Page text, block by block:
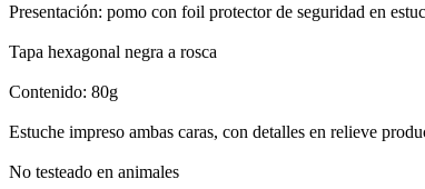
Presentación: pomo con foil protector de seguridad en
Tapa hexagonal negra a rosca
Contenido: 80g
Estuche impreso ambas caras, con detalles en relieve
No testeado en animales